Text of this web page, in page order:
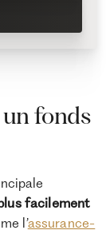
fonds
facilement
l’assurance-